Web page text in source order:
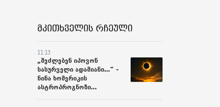
მკითხველის რჩეული
11:13
„შეძლებენ იპოვონ
სასურველი ადამიანი...“ -
ნინა ხომერიკის
ასტროპროგნოზი...